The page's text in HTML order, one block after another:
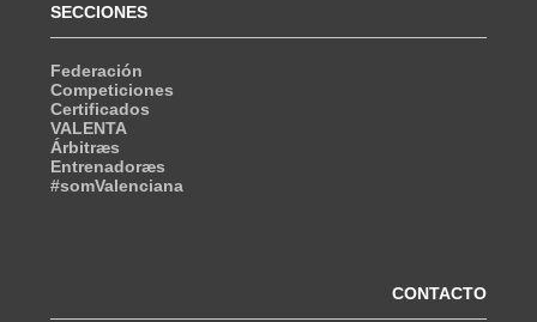
SECCIONES
Federación
Competiciones
Certificados
VALENTA
Árbitræs
Entrenadoræs
#somValenciana
CONTACTO